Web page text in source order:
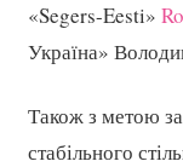
«Segers-Eesti»
Україна»
Також з метою
стабільного